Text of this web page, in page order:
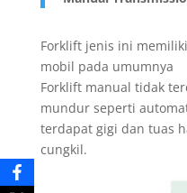
Forklift jenis ini
mobil pada umumnya
Forklift manual tidak
mundur seperti
terdapat gigi dan tuas
cungkil.